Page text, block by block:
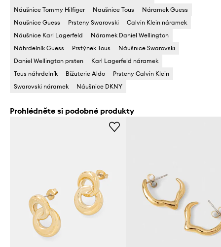
Náušnice Tommy Hilfiger
Naušnice Tous
Náramek Guess
Naušnice Guess
Prsteny Swarovski
Calvin Klein náramek
Náušnice Karl Lagerfeld
Náramek Daniel Wellington
Náhrdelník Guess
Prstýnek Tous
Náušnice Swarovski
Daniel Wellington prsten
Karl Lagerfeld náramek
Tous náhrdelník
Bižuterie Aldo
Prsteny Calvin Klein
Swarovski náramek
Náušnice DKNY
Prohlédněte si podobné produkty